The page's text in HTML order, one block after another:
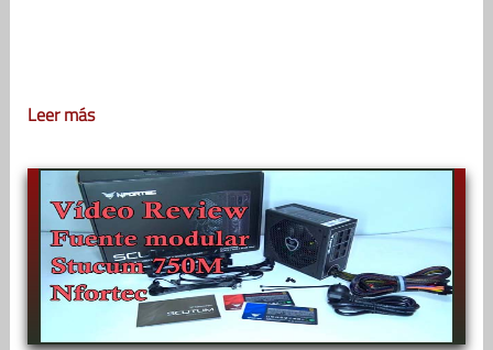
Leer más